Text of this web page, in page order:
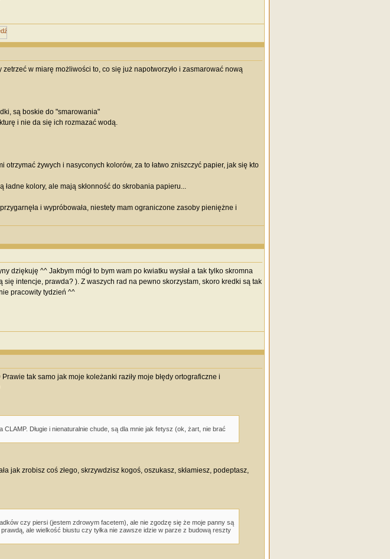
w miarę możliwości to, co się już napotworzyło i zasmarować nową
są boskie do "smarowania"
i nie da się ich rozmazać wodą.
żywych i nasyconych kolorów, za to łatwo zniszczyć papier, jak się kto
kolory, ale mają skłonność do skrobania papieru...
i wypróbowała, niestety mam ograniczone zasoby pieniężne i
dziękuję ^^ Jakbym mógł to bym wam po kwiatku wysłał a tak tylko skromna
intencje, prawda? ). Z waszych rad na pewno skorzystam, skoro kredki są tak
pracowity tydzień ^^
tak samo jak moje koleżanki raziły moje błędy ortograficzne i
Długie i nienaturalnie chude, są dla mnie jak fetysz (ok, żart, nie brać
jak zrobisz coś złego, skrzywdzisz kogoś, oszukasz, skłamiesz, podeptasz,
czy piersi (jestem zdrowym facetem), ale nie zgodzę się że moje panny są
ale wielkość biustu czy tyłka nie zawsze idzie w parze z budową reszty